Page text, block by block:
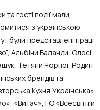
та гості події мали
з українською
були представлені праці
Альбіни Баланди, Олесі
Тетяни Чорної, Родин
брендів та
Кухня Українська»,
«Витач», ГО «Всесвітній